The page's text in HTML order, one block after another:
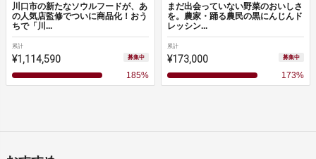
川口市の新たなソウルフードが、あ
の人気店監修でついに商品化！おう
ちで「川...
累計
¥1,114,590 募集中
185%
まだ出会っていない野菜のおいしさ
を。農家・踊る農民の黒にんじんド
レッシン...
累計
¥173,000 募集中
173%